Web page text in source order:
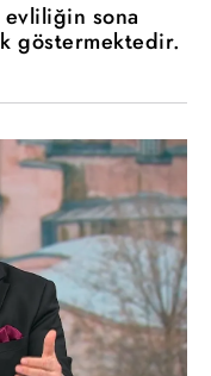
evliliğin sona
göstermektedir.